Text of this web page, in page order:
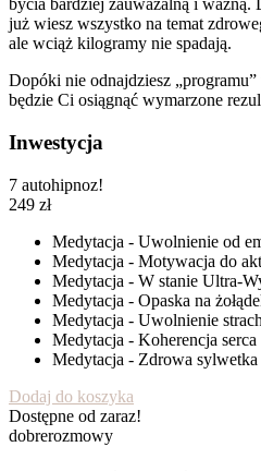
bycia bardziej zauważalną i ważną.
już wiesz wszystko na temat
ale wciąż kilogramy nie spadają.
Dopóki nie odnajdziesz
będzie Ci osiągnąć wymarzone
Inwestycja
7 autohipnoz!
249 zł
Medytacja - Uwolnienie od
Medytacja - Motywacja do
Medytacja - W stanie Ultra-
Medytacja - Opaska na
Medytacja - Uwolnienie
Medytacja - Koherencja serca
Medytacja - Zdrowa sylwetka
Dodaj do koszyka
Dostępne od zaraz!
dobrerozmowy